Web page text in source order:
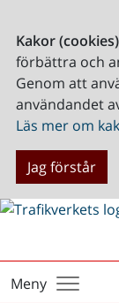
Kakor (cookies)
förbättra och
Genom att
användandet
Läs mer om
Jag förstår
Meny